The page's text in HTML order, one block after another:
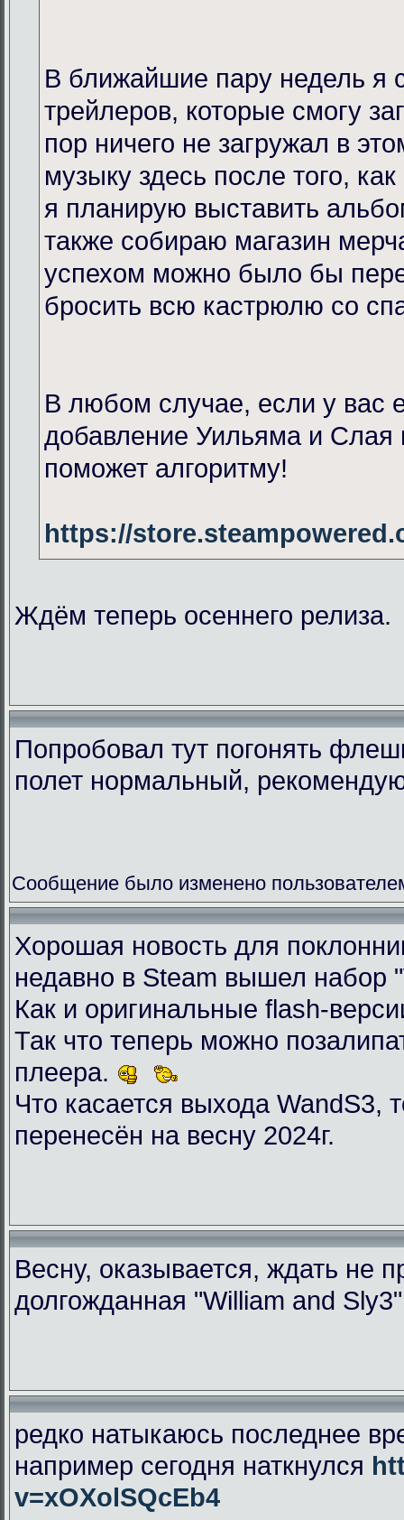
В ближайшие пару недель я
трейлеров, которые смогу
пор ничего не загружал в
музыку здесь после того,
я планирую выставить
также собираю магазин
успехом можно было бы
бросить всю кастрюлю со
В любом случае, если у вас
добавление Уильяма и Слая
поможет алгоритму!
https://
Ждём теперь осеннего релиза.
Попробовал тут погонять
полет нормальный,
Сообщение было изменено
Хорошая новость для
недавно в Steam вышел набор
Как и оригинальные flash-
Так что теперь можно
плеера.
Что касается выхода WandS3,
перенесён на весну 2024г.
Весну, оказывается, ждать не
долгожданная "William and
редко натыкаюсь последнее
например сегодня наткнулся
v=xOXolSQcEb4